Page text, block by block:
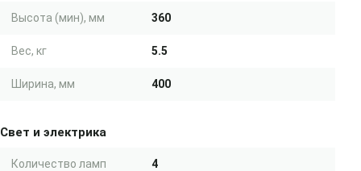
Высота (мин), мм 360
Вес, кг 5.5
Ширина, мм 400
Свет и электрика
Количество ламп 4